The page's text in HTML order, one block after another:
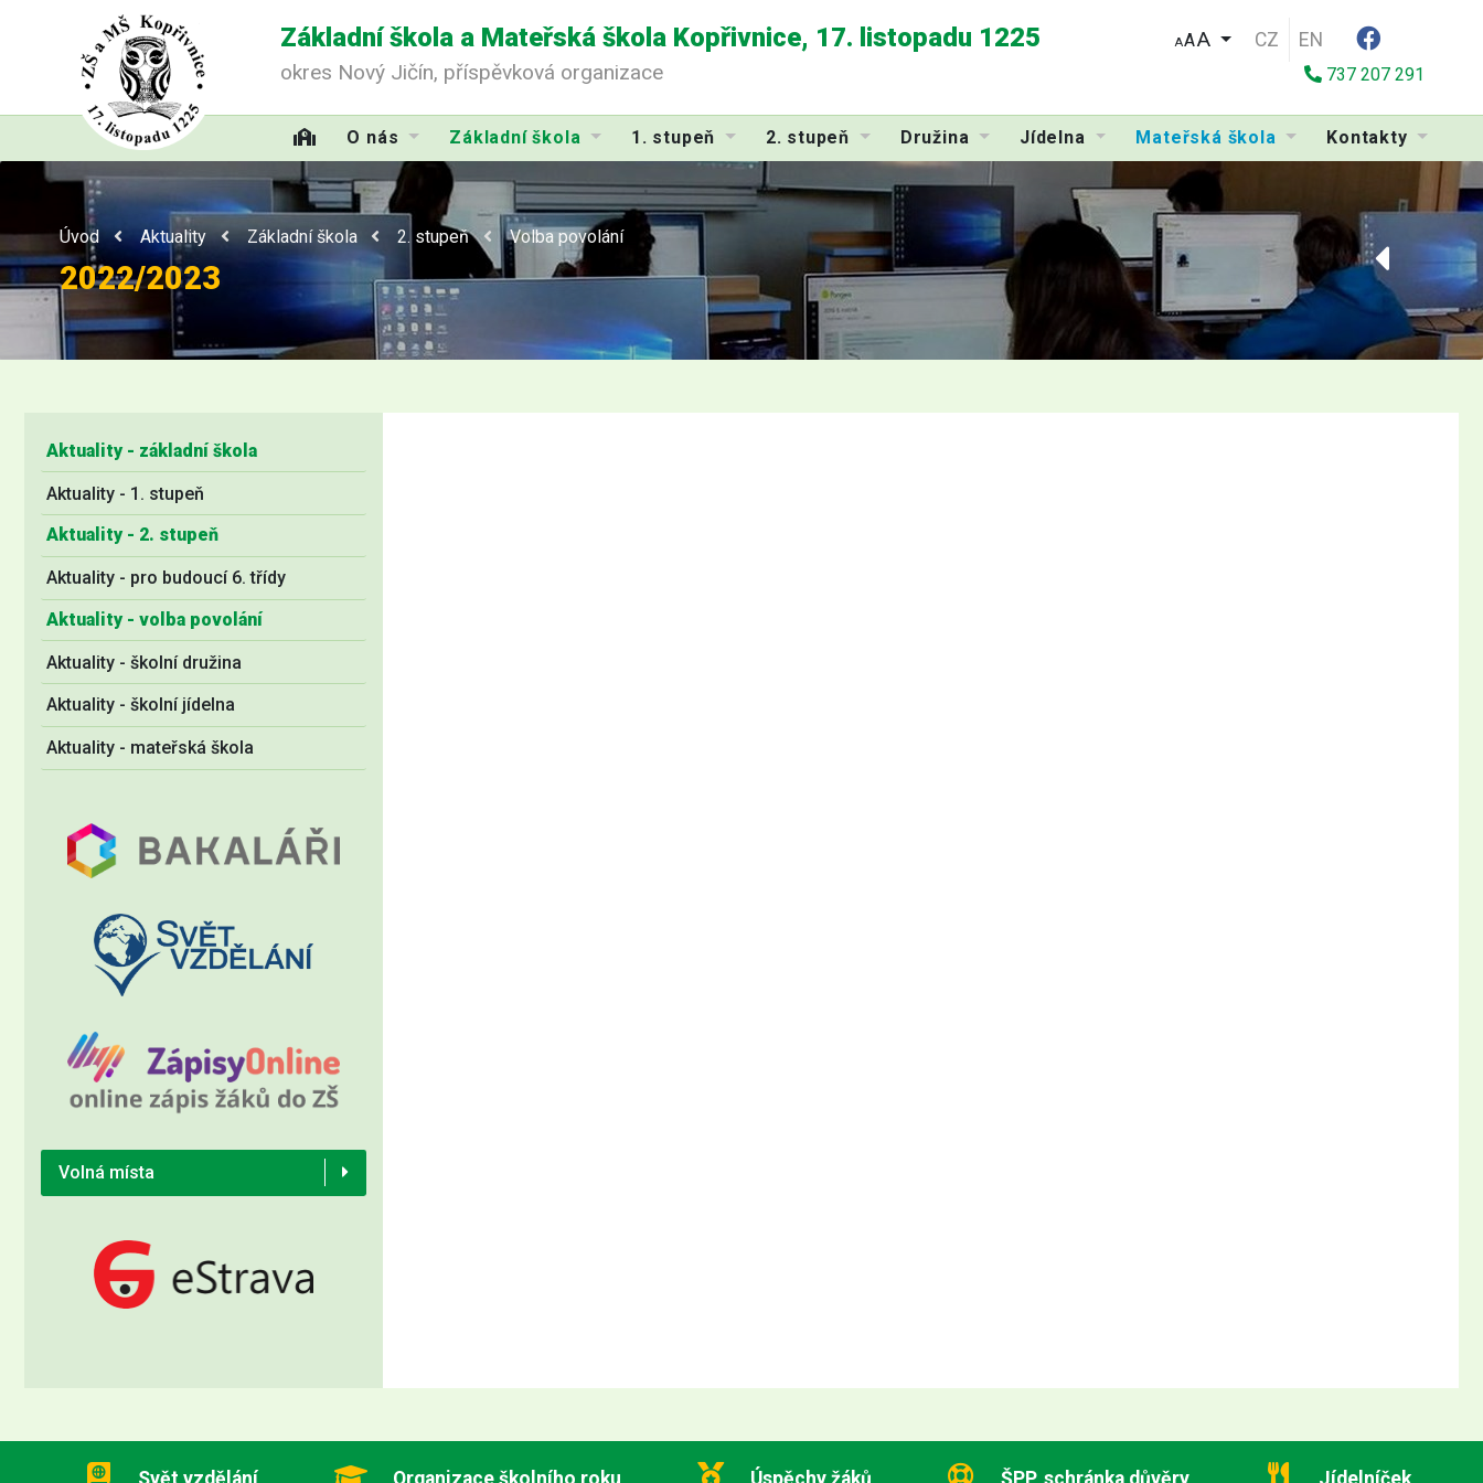
Základní škola a Mateřská škola Kopřivnice, 17. listopadu 1225
okres Nový Jičín, příspěvková organizace
AA CZ EN
737 207 291
O nás Základní škola 1. stupeň 2. stupeň Družina Jídelna Mateřská škola Kontakty
Úvod Aktuality Základní škola 2. stupeň Volba povolání
2022/2023
Aktuality - základní škola
Aktuality - 1. stupeň
Aktuality - 2. stupeň
Aktuality - pro budoucí 6. třídy
Aktuality - volba povolání
Aktuality - školní družina
Aktuality - školní jídelna
Aktuality - mateřská škola
Volná místa
Svět vzdělání Organizace školního roku Úspěchy žáků ŠPP, schránka důvěry Jídelníček